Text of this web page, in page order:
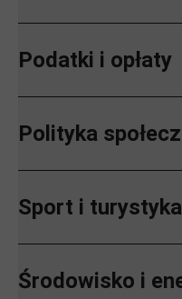
Podatki i opłaty
Polityka
Sport i turystyka
Środowisko i